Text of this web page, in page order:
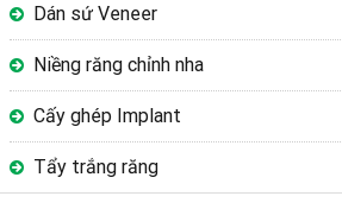
Dán sứ Veneer
Niềng răng chỉnh nha
Cấy ghép Implant
Tẩy trắng răng